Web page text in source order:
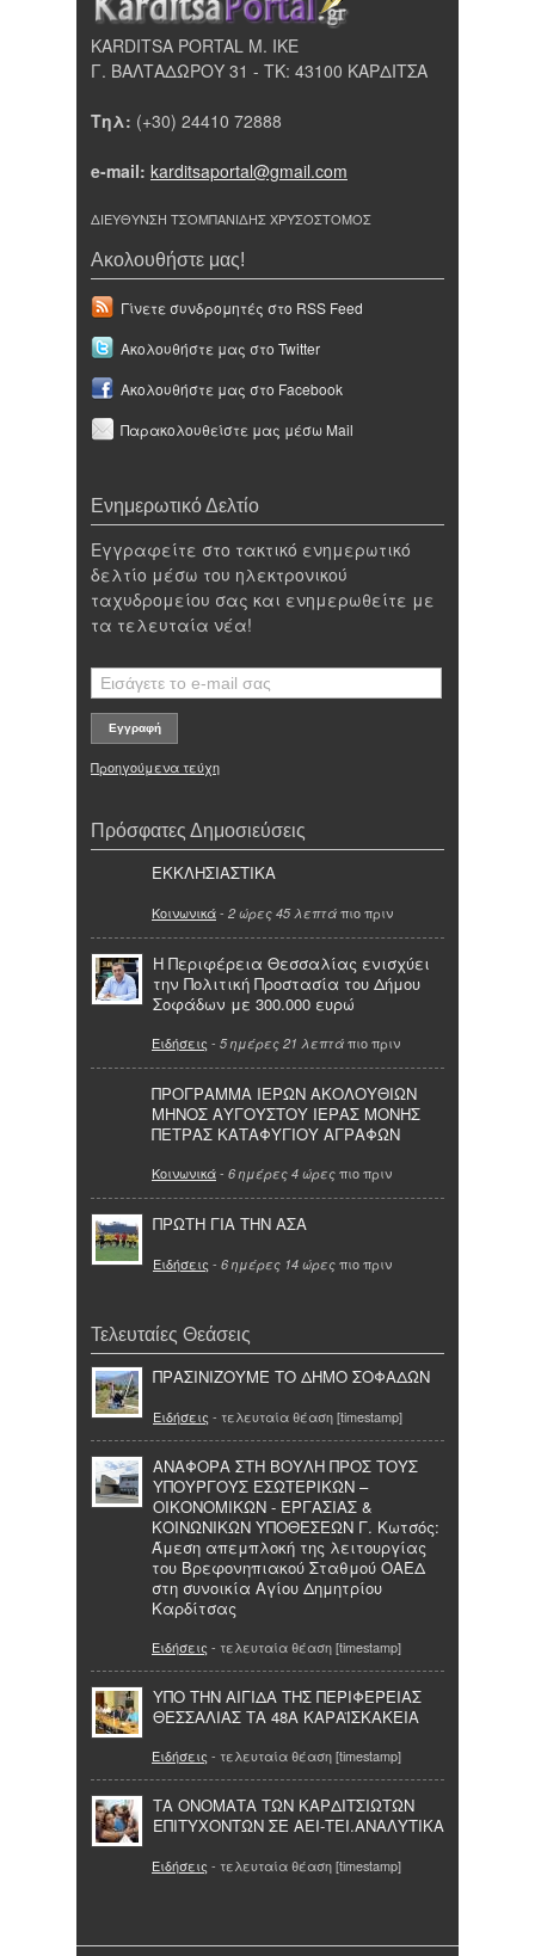
KARDITSA PORTAL Μ. ΙΚΕ
Γ. ΒΑΛΤΑΔΩΡΟΥ 31 - ΤΚ: 43100 ΚΑΡΔΙΤΣΑ
Τηλ: (+30) 24410 72888
e-mail: karditsaportal@gmail.com
ΔΙΕΥΘΥΝΣΗ ΤΣΟΜΠΑΝΙΔΗΣ ΧΡΥΣΟΣΤΟΜΟΣ
Ακολουθήστε μας!
Γίνετε συνδρομητές στο RSS Feed
Ακολουθήστε μας στο Twitter
Ακολουθήστε μας στο Facebook
Παρακολουθείστε μας μέσω Mail
Ενημερωτικό Δελτίο
Εγγραφείτε στο τακτικό ενημερωτικό
δελτίο μέσω του ηλεκτρονικού
ταχυδρομείου σας και ενημερωθείτε με
τα τελευταία νέα!
Προηγούμενα τεύχη
Πρόσφατες Δημοσιεύσεις
ΕΚΚΛΗΣΙΑΣΤΙΚΑ
Κοινωνικά- 2 ώρες 45 λεπτά πιο πριν
Η Περιφέρεια Θεσσαλίας ενισχύει
την Πολιτική Προστασία του Δήμου
Σοφάδων με 300.000 ευρώ
Ειδήσεις - 5 ημέρες 21 λεπτά πιο πριν
ΠΡΟΓΡΑΜΜΑ ΙΕΡΩΝ ΑΚΟΛΟΥΘΙΩΝ
ΜΗΝΟΣ ΑΥΓΟΥΣΤΟΥ ΙΕΡΑΣ ΜΟΝΗΣ
ΠΕΤΡΑΣ ΚΑΤΑΦΥΓΙΟΥ ΑΓΡΑΦΩΝ
Κοινωνικά- 6 ημέρες 4 ώρες πιο πριν
ΠΡΩΤΗ ΓΙΑ ΤΗΝ ΑΣΑ
Ειδήσεις - 6 ημέρες 14 ώρες πιο πριν
Τελευταίες Θεάσεις
ΠΡΑΣΙΝΙΖΟΥΜΕ ΤΟ ΔΗΜΟ ΣΟΦΑΔΩΝ
Ειδήσεις - τελευταία θέαση [timestamp]
ΑΝΑΦΟΡΑ ΣΤΗ ΒΟΥΛΗ ΠΡΟΣ ΤΟΥΣ
ΥΠΟΥΡΓΟΥΣ ΕΣΩΤΕΡΙΚΩΝ –
ΟΙΚΟΝΟΜΙΚΩΝ - ΕΡΓΑΣΙΑΣ &
ΚΟΙΝΩΝΙΚΩΝ ΥΠΟΘΕΣΕΩΝ Γ. Κωτσός:
Άμεση απεμπλοκή της λειτουργίας
του Βρεφονηπιακού Σταθμού ΟΑΕΔ
στη συνοικία Αγίου Δημητρίου
Καρδίτσας
Ειδήσεις - τελευταία θέαση [timestamp]
ΥΠΟ ΤΗΝ ΑΙΓΙΔΑ ΤΗΣ ΠΕΡΙΦΕΡΕΙΑΣ
ΘΕΣΣΑΛΙΑΣ ΤΑ 48Α ΚΑΡΑΪΣΚΑΚΕΙΑ
Ειδήσεις - τελευταία θέαση [timestamp]
ΤΑ ΟΝΟΜΑΤΑ ΤΩΝ ΚΑΡΔΙΤΣΙΩΤΩΝ
ΕΠΙΤΥΧΟΝΤΩΝ ΣΕ ΑΕΙ-ΤΕΙ.ΑΝΑΛΥΤΙΚΑ
Ειδήσεις - τελευταία θέαση [timestamp]